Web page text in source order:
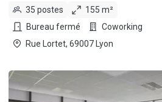
35 postes
155 m²
Bureau fermé
Coworking
Rue Lortet, 69007 Lyon